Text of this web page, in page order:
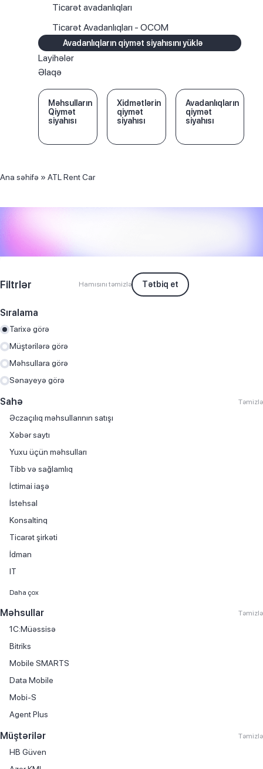
Ticarət avadanlıqları
Ticarət Avadanlıqları - OCOM
Avadanlıqların qiymət siyahısını yüklə
Layihələr
Əlaqə
Məhsulların
Qiymət
siyahısı
Xidmətlərin
qiymət
siyahısı
Avadanlıqların
qiymət
siyahısı
Ana səhifə » ATL Rent Car
Filtrlər Hamısını təmizlə Tətbiq et
Sıralama
Tarixə görə
Müştərilərə görə
Məhsullara görə
Sənayeyə görə
Sahə Təmizlə
Əczaçılıq məhsullarının satışı
Хəbər saytı
Yuxu üçün məhsulları
Tibb və sağlamlıq
İctimai iaşə
İstehsal
Konsaltinq
Ticarət şirkəti
İdman
IT
Maliyyə xidmətləri
Biznes mərkəzi
Daha çox
Məhsullar Təmizlə
1C:Müəssisə
Bitriks
Mobile SMARTS
Data Mobile
Mobi-S
Agent Plus
Müştərilər Təmizlə
HB Güven